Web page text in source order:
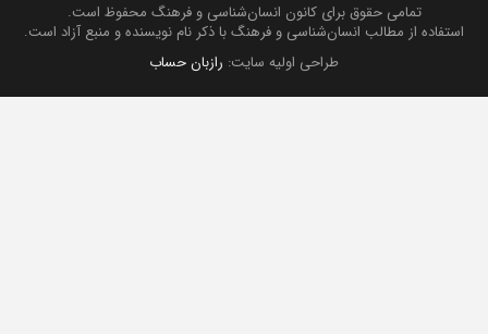
تمامی حقوق برای کانون انسان‌شناسی و فرهنگ محفوظ است.
استفاده از مطالب انسان‌شناسی و فرهنگ با ذکر نام نویسنده و منبع آزاد است.
طراحی اولیه سایت:رازبان حساب